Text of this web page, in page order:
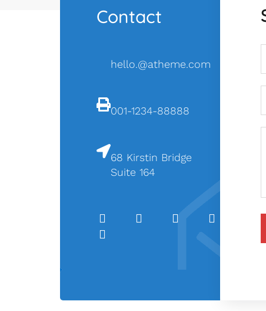
Contact
hello.@atheme.com
001-1234-88888
68 Kirstin Bridge
Suite 164